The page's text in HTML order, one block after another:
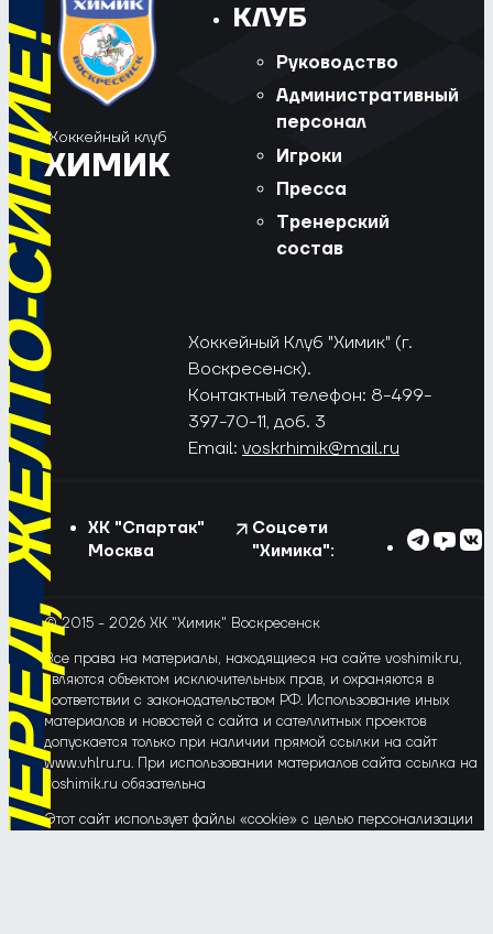
СИНИЕ!
Хоккейный клуб
ХИМИК
КЛУБ
Руководство
Административный
персонал
Игроки
Пресса
Тренерский
состав
Хоккейный Клуб "Химик" (г.
Воскресенск).
Контактный телефон: 8-499-
397-70-11, доб. 3
Email: voskrhimik@mail.ru
ХК "Спартак"
Москва
Соцсети
"Химика":
© 2015 - 2026 ХК "Химик" Воскресенск
Все права на материалы, находящиеся на сайте voshimik.ru,
являются объектом исключительных прав, и охраняются в
соответствии с законодательством РФ. Использование иных
материалов и новостей с сайта и сателлитных проектов
допускается только при наличии прямой ссылки на сайт
www.vhlru.ru. При использовании материалов сайта ссылка на
voshimik.ru обязательна
Этот сайт использует файлы «cookie» с целью персонализации